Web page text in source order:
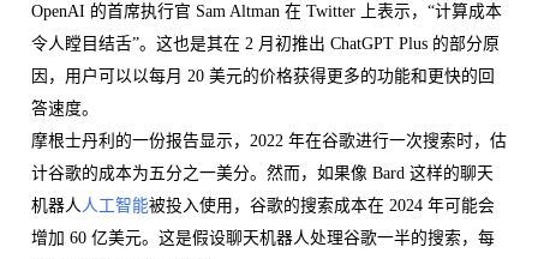
OpenAI 的首席执行官 Sam Altman 在 Twitter 上表示，“计算成本
令人瞠目结舌”。这也是其在 2 月初推出 ChatGPT Plus 的部分原
因，用户可以以每月 20 美元的价格获得更多的功能和更快的回
答速度。
摩根士丹利的一份报告显示，2022 年在谷歌进行一次搜索时，估
计谷歌的成本为五分之一美分。然而，如果像 Bard 这样的聊天
机器人 人工智能被投入使用，谷歌的搜索成本在 2024 年可能会
增加 60 亿美元。这是假设聊天机器人处理谷歌一半的搜索，每